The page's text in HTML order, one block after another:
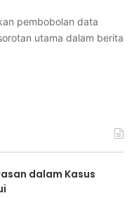
pembobolan data
utama dalam berita
dalam Kasus